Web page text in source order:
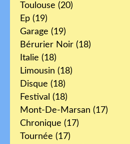
Toulouse (20)
Ep (19)
Garage (19)
Bérurier Noir (18)
Italie (18)
Limousin (18)
Disque (18)
Festival (18)
Mont-De-Marsan (17)
Chronique (17)
Tournée (17)